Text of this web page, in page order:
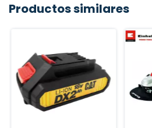
Productos similares